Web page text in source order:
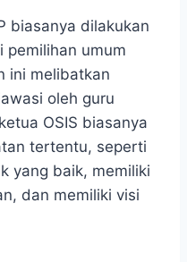
biasanya dilakukan
pemilihan umum
ini melibatkan
oleh guru
OSIS biasanya
tertentu, seperti
yang baik, memiliki
dan memiliki visi